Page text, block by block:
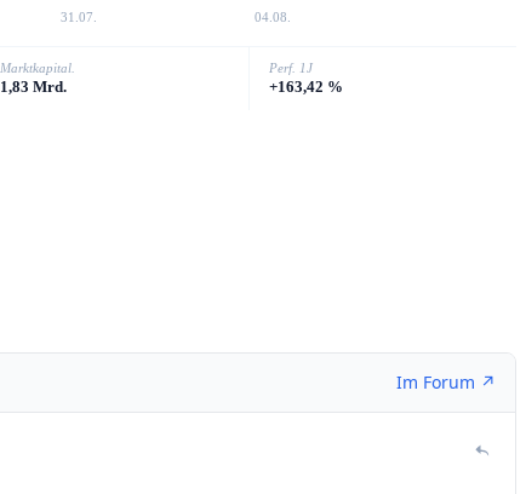
31.07. 04.08.
Marktkapital.
1,83 Mrd.
Perf. 1J
+163,42 %